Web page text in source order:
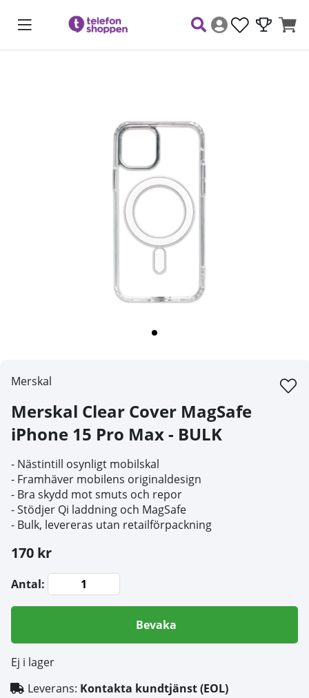
Merskal
Merskal Clear Cover MagSafe
iPhone 15 Pro Max - BULK
- Nästintill osynligt mobilskal
- Framhäver mobilens originaldesign
- Bra skydd mot smuts och repor
- Stödjer Qi laddning och MagSafe
- Bulk, levereras utan retailförpackning
170 kr
Antal:
Bevaka
Ej i lager
Leverans: Kontakta kundtjänst (EOL)